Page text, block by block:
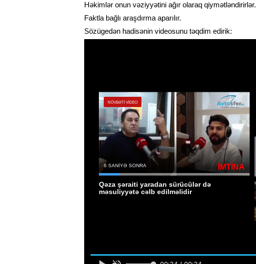
Həkimlər onun vəziyyətini ağır olaraq qiymətləndirirlər.
Faktla bağlı araşdırma aparılır.
Sözügedən hadisənin videosunu təqdim edirik: